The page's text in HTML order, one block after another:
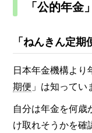
「公的年金
「ねんきん定
日本年金機構より
期便 」は知ってい
自分は年金を何歳
け取れそうかを確